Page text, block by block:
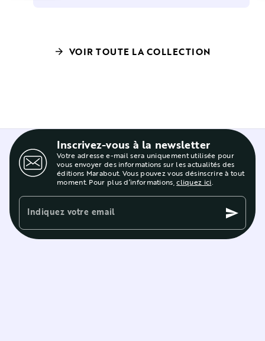
arrow_forward VOIR TOUTE LA COLLECTION
Inscrivez-vous à la newsletter
Votre adresse e-mail sera uniquement utilisée pour
vous envoyer des informations sur les actualités des
éditions Marabout. Vous pouvez vous désinscrire à tout
moment. Pour plus d’informations,cliquez ici.
Indiquez votre email send